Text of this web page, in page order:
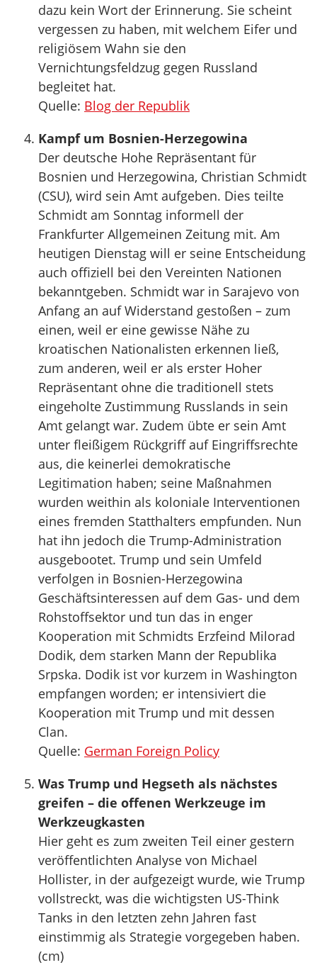
dazu kein Wort der Erinnerung. Sie scheint
vergessen zu haben, mit welchem Eifer und
religiösem Wahn sie den
Vernichtungsfeldzug gegen Russland
begleitet hat.
Quelle: Blog der Republik
Kampf um Bosnien-Herzegowina
Der deutsche Hohe Repräsentant für
Bosnien und Herzegowina, Christian Schmidt
(CSU), wird sein Amt aufgeben. Dies teilte
Schmidt am Sonntag informell der
Frankfurter Allgemeinen Zeitung mit. Am
heutigen Dienstag will er seine Entscheidung
auch offiziell bei den Vereinten Nationen
bekanntgeben. Schmidt war in Sarajevo von
Anfang an auf Widerstand gestoßen – zum
einen, weil er eine gewisse Nähe zu
kroatischen Nationalisten erkennen ließ,
zum anderen, weil er als erster Hoher
Repräsentant ohne die traditionell stets
eingeholte Zustimmung Russlands in sein
Amt gelangt war. Zudem übte er sein Amt
unter fleißigem Rückgriff auf Eingriffsrechte
aus, die keinerlei demokratische
Legitimation haben; seine Maßnahmen
wurden weithin als koloniale Interventionen
eines fremden Statthalters empfunden. Nun
hat ihn jedoch die Trump-Administration
ausgebootet. Trump und sein Umfeld
verfolgen in Bosnien-Herzegowina
Geschäftsinteressen auf dem Gas- und dem
Rohstoffsektor und tun das in enger
Kooperation mit Schmidts Erzfeind Milorad
Dodik, dem starken Mann der Republika
Srpska. Dodik ist vor kurzem in Washington
empfangen worden; er intensiviert die
Kooperation mit Trump und mit dessen
Clan.
Quelle: German Foreign Policy
Was Trump und Hegseth als nächstes
greifen – die offenen Werkzeuge im
Werkzeugkasten
Hier geht es zum zweiten Teil einer gestern
veröffentlichten Analyse von Michael
Hollister, in der aufgezeigt wurde, wie Trump
vollstreckt, was die wichtigsten US-Think
Tanks in den letzten zehn Jahren fast
einstimmig als Strategie vorgegeben haben.
(cm)